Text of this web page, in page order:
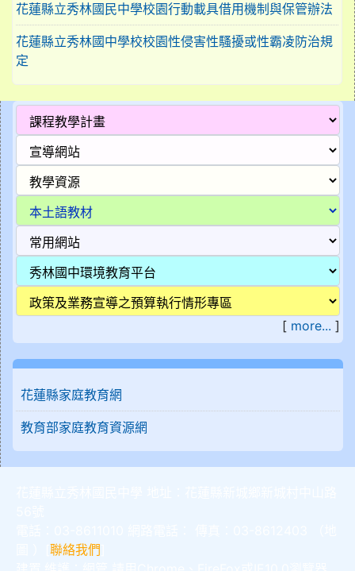
花蓮縣立秀林國民中學校園行動載具借用機制與保管辦法
花蓮縣立秀林國中學校校園性侵害性騷擾或性霸凌防治規
定
[ more... ]
花蓮縣家庭教育網
教育部家庭教育資源網
聯絡我們